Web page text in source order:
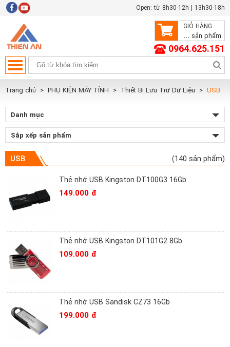
Open: từ 8h30-12h | 13h30-18h
GIỎ HÀNG
... sản phẩm
0964.625.151
Trang chủ PHỤ KIỆN MÁY TÍNH Thiết Bị Lưu Trữ Dữ Liệu USB
Danh mục
Sắp xếp sản phẩm
USB (140 sản phẩm)
Thẻ nhớ USB Kingston DT100G3 16Gb
149.000 đ
Thẻ nhớ USB Kingston DT101G2 8Gb
109.000 đ
Thẻ nhớ USB Sandisk CZ73 16Gb
199.000 đ